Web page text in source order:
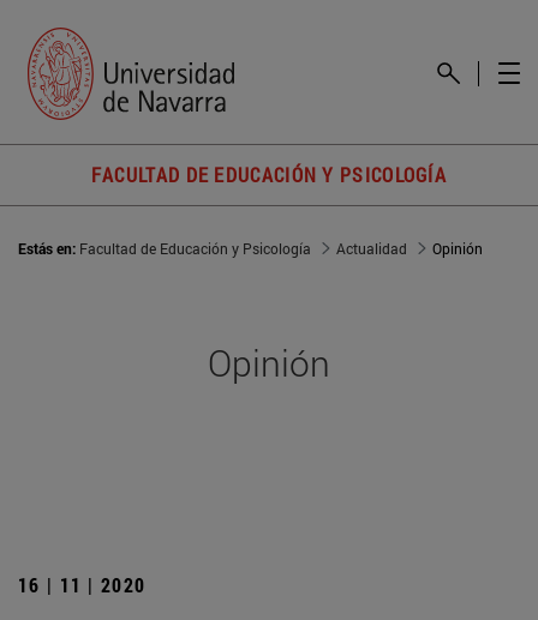
FACULTAD DE EDUCACIÓN Y PSICOLOGÍA
Estás en: Facultad de Educación y Psicología Actualidad Opinión
Opinión
16 | 11 | 2020